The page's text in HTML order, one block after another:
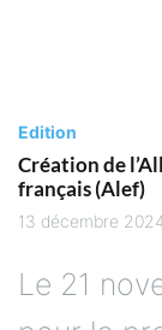
Edition
Création de
français (Alef)
13 décembre
Le 21